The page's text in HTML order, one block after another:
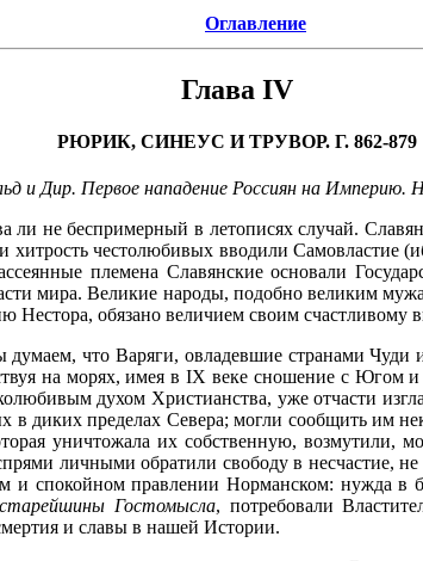
Оглавление
Глава IV
РЮРИК, СИНЕУС И ТРУВОР. Г. 862-879
и Дир. Первое нападение Россиян на
не беспримерный в летописях случай.
честолюбивых вводили Самовластие
племена Славянские основали
мира. Великие народы, подобно великим
Нестора, обязано величием своим
что Варяги, овладевшие странами Чуди
на морях, имея в IX веке сношение с Югом
духом Христианства, уже отчасти
диких пределах Севера; могли сообщить им
уничтожала их собственную,
личными обратили свободу в несчастие, не
спокойном правлении Норманском: нужда в
Гостомысла, потребовали
и славы в нашей Истории.